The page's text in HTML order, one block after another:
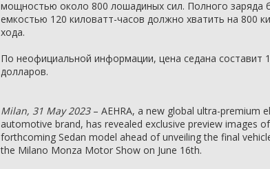
мощностью около 800 лошадиных сил. Полного заряда
емкостью 120 киловатт-часов должно хватить на 800
хода.
По неофициальной информации, цена седана составит
долларов.
Milan, 31 May 2023– AEHRA, a new global ultra-premium
automotive brand, has revealed exclusive preview images
forthcoming Sedan model ahead of unveiling the final
the Milano Monza Motor Show on June 16th.